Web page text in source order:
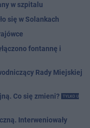
w szpitalu
się w Solankach
fontannę i
Rady Miejskiej
Co się zmieni?
TYLKO U
Interweniowały